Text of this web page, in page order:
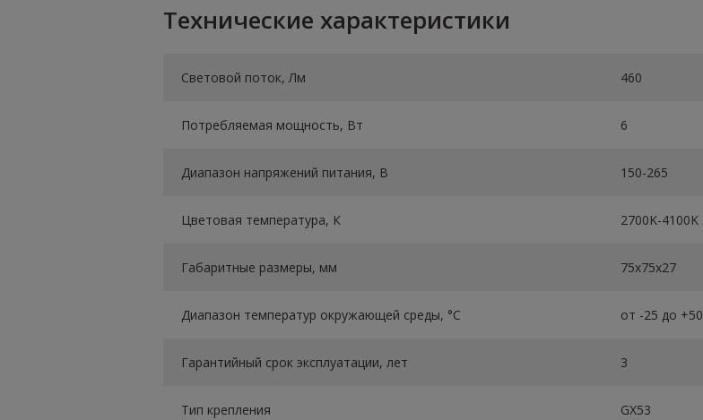
Технические характеристики
Световой поток, Лм 460
Потребляемая мощность, Вт 6
Диапазон напряжений питания, В 150-265
Цветовая температура, К 2700K-4100K
Габаритные размеры, мм 75х75х27
Диапазон температур окружающей среды, °C от -25 до +50
Гарантийный срок эксплуатации, лет 3
Тип крепления GX53